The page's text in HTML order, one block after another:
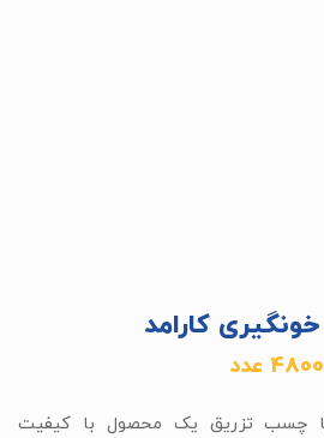
کارامد
چسب تزریق یک محصول با کیفیت